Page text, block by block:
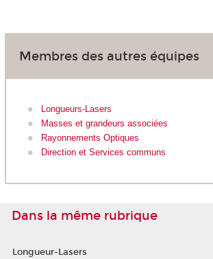
Membres des autres équipes
Longueurs-Lasers
Masses et grandeurs associées
Rayonnements Optiques
Direction et Services communs
Dans la même rubrique
Longueur-Lasers